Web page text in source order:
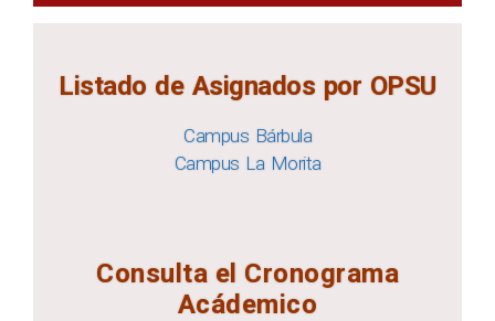
Listado de Asignados por OPSU
Campus Bárbula
Campus La Morita
Consulta el Cronograma
Acádemico